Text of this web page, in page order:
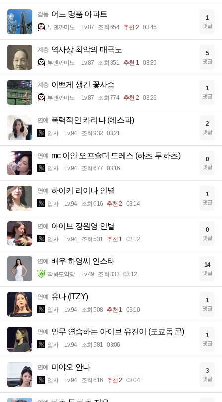
감동 어느 명품 아파트
부엔까미노 Lv.87 조회 654 추천 2 03:45
1
댓글
계층 역사상 최악의 매국노
부엔까미노 Lv.87 조회 851 추천 1 03:39
5
댓글
계층 이쁘게 생긴 꽃사슴
부엔까미노 Lv.87 조회 774 추천 2 03:26
1
댓글
연예 폭력적인 카리나 (에스파)
입사 Lv.94 조회 932 03:21
2
댓글
연예 mc 이안 오프숄더 드레스 (하츠 투 하츠)
입사 Lv.94 조회 677 03:16
0
댓글
연예 하이키 리이나 인별
입사 Lv.94 조회 616 추천 2 03:14
1
댓글
연예 아이브 장원영 인별
입사 Lv.94 조회 531 추천 1 03:12
0
댓글
연예 배우 하영씨 인스타
딱봐도악당 Lv.49 조회 833 03:12
14
댓글
연예 유나 (ITZY)
입사 Lv.94 조회 508 추천 1 03:10
1
댓글
연예 안무 연습하는 아이브 유진이 (도쿄돔 콘)
입사 Lv.94 조회 581 03:06
1
댓글
연예 미야오 안나
입사 Lv.94 조회 616 추천 2 03:04
3
댓글